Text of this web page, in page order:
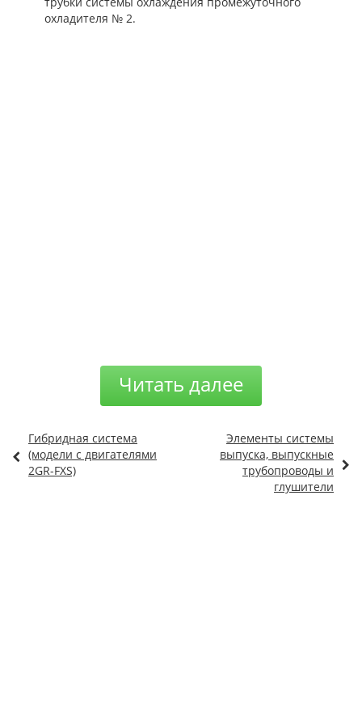
охладителя № 2.
Читать далее
Гибридная система
(модели с двигателями
2GR-FXS)
Элементы системы
выпуска, выпускные
трубопроводы и
глушители